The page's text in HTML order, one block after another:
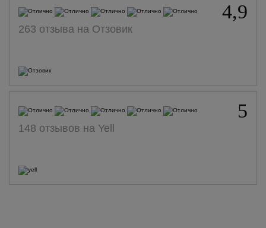
4,9
263 отзыва на Отзовик
5
148 отзывов на Yell